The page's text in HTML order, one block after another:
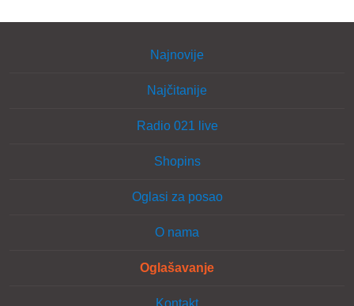
Najnovije
Najčitanije
Radio 021 live
Shopins
Oglasi za posao
O nama
Oglašavanje
Kontakt